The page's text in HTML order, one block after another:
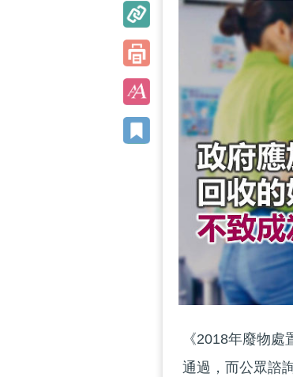
《2018年廢物
通過，而公眾諮